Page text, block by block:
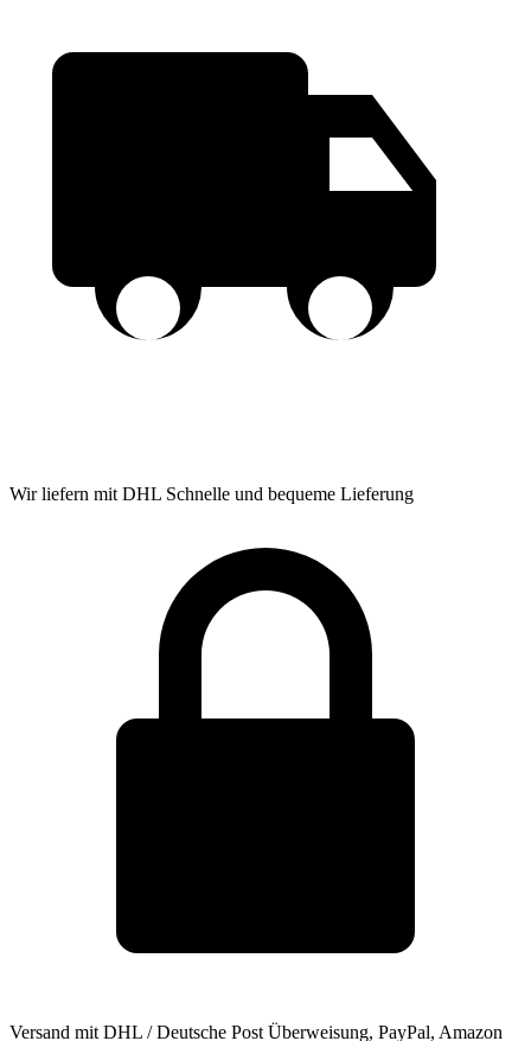
Wir liefern mit DHL Schnelle und bequeme Lieferung
Versand mit DHL / Deutsche Post Überweisung, PayPal, Amazon